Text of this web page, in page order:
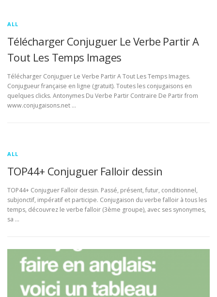
ALL
Télécharger Conjuguer Le Verbe Partir A
Tout Les Temps Images
Télécharger Conjuguer Le Verbe Partir A Tout Les Temps Images.
Conjugueur française en ligne (gratuit). Toutes les conjugaisons en
quelques clicks. Antonymes Du Verbe Partir Contraire De Partir from
www.conjugaisons.net …
ALL
TOP44+ Conjuguer Falloir dessin
TOP44+ Conjuguer Falloir dessin. Passé, présent, futur, conditionnel,
subjonctif, impératif et participe. Conjugaison du verbe falloir à tous les
temps, découvrez le verbe falloir (3ème groupe), avec ses synonymes,
sa …